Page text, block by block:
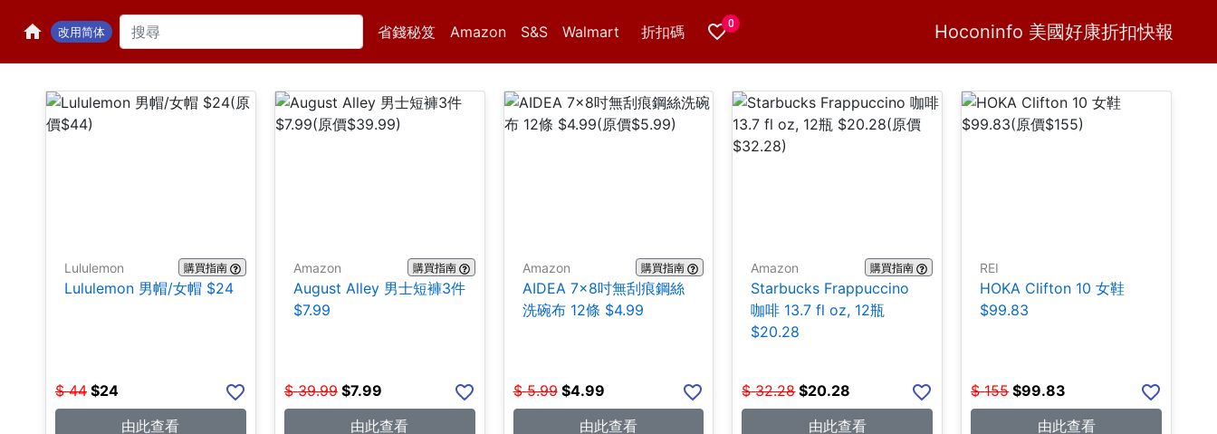
改用简体 省錢秘笈 Amazon S&S Walmart 折扣碼 0 Hoconinfo 美國好康折扣快報
H Home
Lululemon 購買指南
Lululemon 男帽/女帽 $24
$ 44 $24
由此查看
Amazon 購買指南
August Alley 男士短褲3件
$7.99
$ 39.99 $7.99
由此查看
Amazon 購買指南
AIDEA 7×8吋無刮痕鋼絲
洗碗布 12條 $4.99
$ 5.99 $4.99
由此查看
Amazon 購買指南
Starbucks Frappuccino
咖啡 13.7 fl oz, 12瓶
$20.28
$ 32.28 $20.28
由此查看
REI
HOKA Clifton 10 女鞋
$99.83
$ 155 $99.83
由此查看